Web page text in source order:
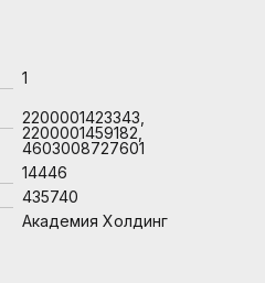
1
2200001423343,
2200001459182,
4603008727601
14446
435740
Академия Холдинг